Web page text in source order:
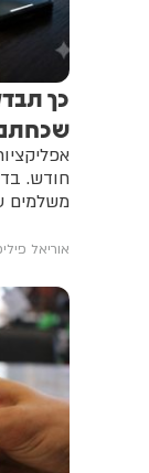
כך
חודש.
משלמים
אוריאל